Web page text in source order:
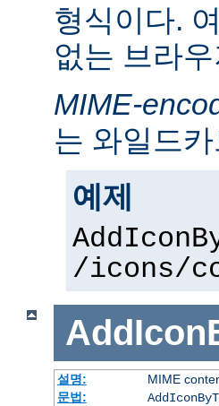
형식이다.
없는 브라
MIME-
는 와일드
예제
/icons/
설명:
MIME
문법: